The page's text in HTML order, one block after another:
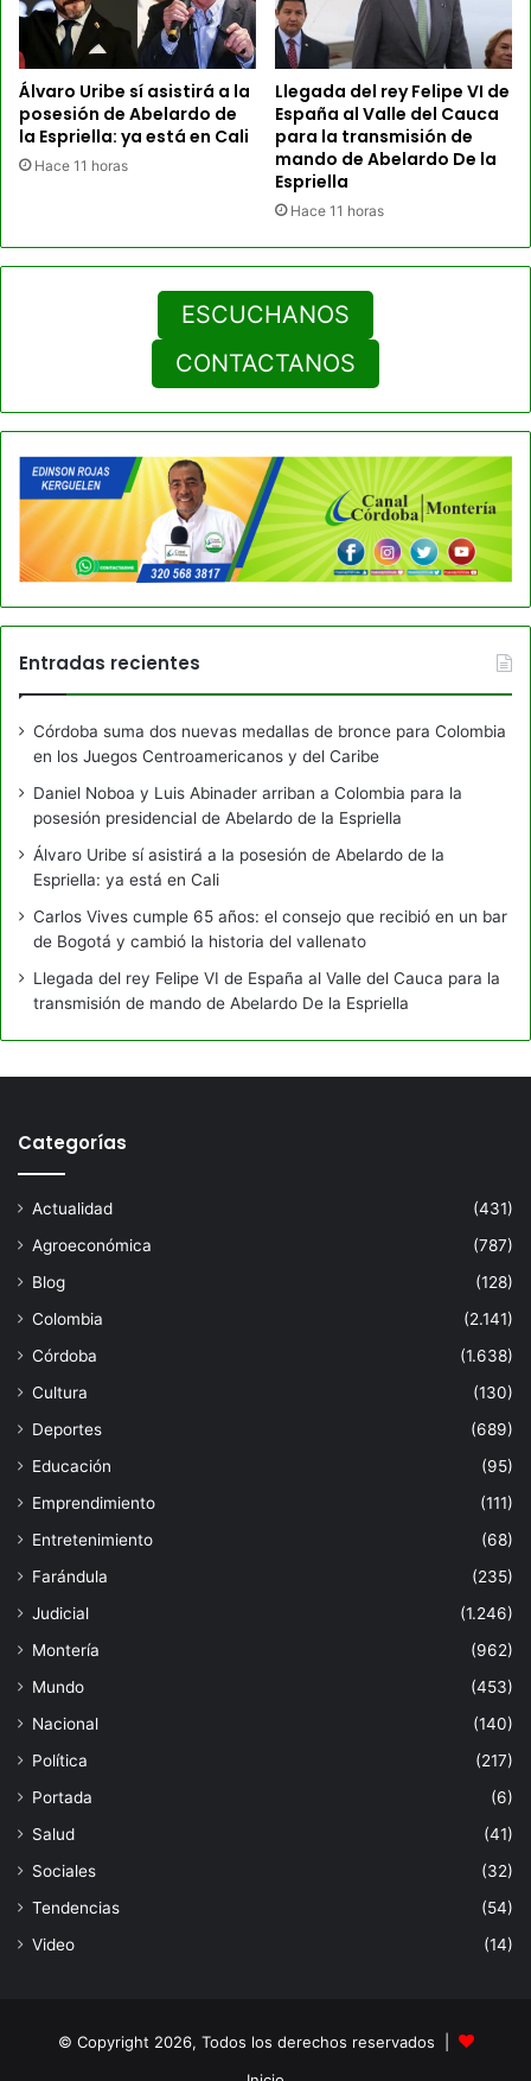
Álvaro Uribe sí asistirá a la
posesión de Abelardo de
la Espriella: ya está en Cali
Hace 11 horas
Llegada del rey Felipe VI de
España al Valle del Cauca
para la transmisión de
mando de Abelardo De la
Espriella
Hace 11 horas
ESCUCHANOS
CONTACTANOS
Entradas recientes
Córdoba suma dos nuevas medallas de bronce para Colombia
en los Juegos Centroamericanos y del Caribe
Daniel Noboa y Luis Abinader arriban a Colombia para la
posesión presidencial de Abelardo de la Espriella
Álvaro Uribe sí asistirá a la posesión de Abelardo de la
Espriella: ya está en Cali
Carlos Vives cumple 65 años: el consejo que recibió en un bar
de Bogotá y cambió la historia del vallenato
Llegada del rey Felipe VI de España al Valle del Cauca para la
transmisión de mando de Abelardo De la Espriella
Categorías
Actualidad
(431)
Agroeconómica
(787)
Blog
(128)
Colombia
(2.141)
Córdoba
(1.638)
Cultura
(130)
Deportes
(689)
Educación
(95)
Emprendimiento
(111)
Entretenimiento
(68)
Farándula
(235)
Judicial
(1.246)
Montería
(962)
Mundo
(453)
Nacional
(140)
Política
(217)
Portada
(6)
Salud
(41)
Sociales
(32)
Tendencias
(54)
Video
(14)
© Copyright 2026, Todos los derechos reservados |